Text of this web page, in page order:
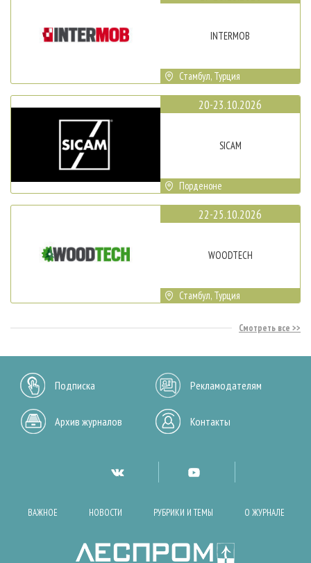
INTERMOB
Стамбул, Турция
20-23.10.2026
SICAM
Порденоне
22-25.10.2026
WOODTECH
Стамбул, Турция
Смотреть все
Подписка Рекламодателям
Архив журналов Контакты
ВАЖНОЕ НОВОСТИ РУБРИКИ И ТЕМЫ О ЖУРНАЛЕ